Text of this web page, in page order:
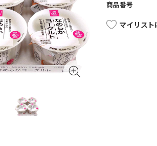
商品番号
マイリスト